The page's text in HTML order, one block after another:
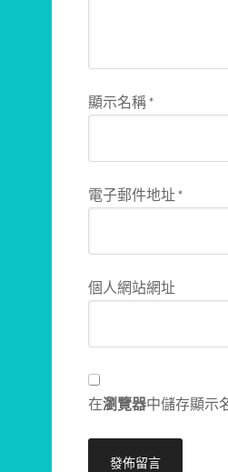
顯示名稱*
電子郵件地址*
個人網站網址
在瀏覽器中儲存顯示